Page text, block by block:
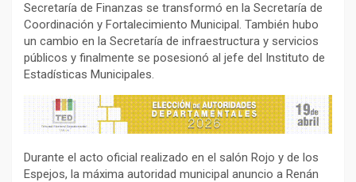
Secretaría de Finanzas se transformó en la Secretaría de
Coordinación y Fortalecimiento Municipal. También hubo
un cambio en la Secretaría de infraestructura y servicios
públicos y finalmente se posesionó al jefe del Instituto de
Estadísticas Municipales.
Durante el acto oficial realizado en el salón Rojo y de los
Espejos, la máxima autoridad municipal anuncio a Renán